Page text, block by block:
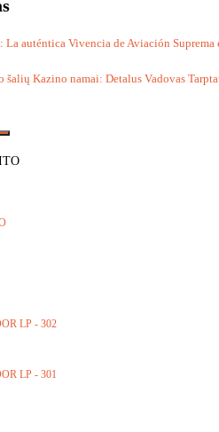
La auténtica Vivencia de Aviación Suprema
šalių Kazino namai: Detalus Vadovas
LP - 302
LP - 301